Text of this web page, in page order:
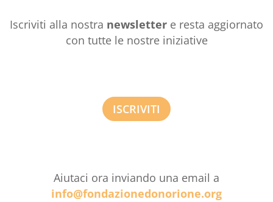
Iscriviti alla nostra newsletter e resta aggiornato
con tutte le nostre iniziative
ISCRIVITI
Aiutaci ora inviando una email a
info@fondazionedonorione.org